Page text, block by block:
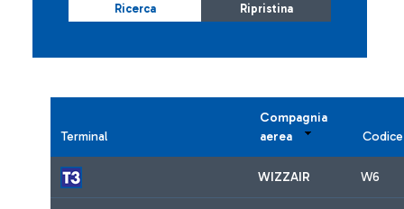
Ricerca Ripristina
Terminal
Compagnia
aerea
Codice
WIZZAIR W6